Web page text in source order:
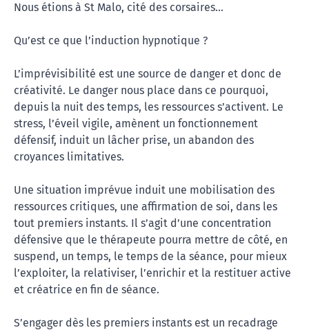
Nous étions à St Malo, cité des corsaires…
Qu’est ce que l’induction hypnotique ?
L’imprévisibilité est une source de danger et donc de
créativité. Le danger nous place dans ce pourquoi,
depuis la nuit des temps, les ressources s’activent. Le
stress, l’éveil vigile, amènent un fonctionnement
défensif, induit un lâcher prise, un abandon des
croyances limitatives.
Une situation imprévue induit une mobilisation des
ressources critiques, une affirmation de soi, dans les
tout premiers instants. Il s’agit d’une concentration
défensive que le thérapeute pourra mettre de côté, en
suspend, un temps, le temps de la séance, pour mieux
l’exploiter, la relativiser, l’enrichir et la restituer active
et créatrice en fin de séance.
S’engager dès les premiers instants est un recadrage